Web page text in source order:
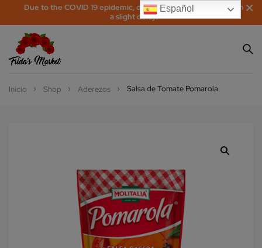
Due to the COVID 19 epidemic, orders may be processed with
a slight delay!
Inicio Shop Aderezos Salsa de Tomate Pomarola
Español